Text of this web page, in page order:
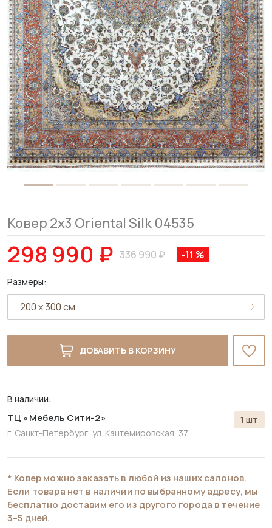
Ковер 2x3 Oriental Silk 04535
298 990 ₽ 336 990 ₽ -11 %
Размеры:
ДОБАВИТЬ В КОРЗИНУ
В наличии:
ТЦ «Мебель Сити-2»
г. Санкт-Петербург, ул. Кантемировская, 37
1 шт
* Ковер можно заказать в любой из наших салонов.
Если товара нет в наличии по выбранному адресу, мы
бесплатно доставим его из другого города в течение
3–5 дней.